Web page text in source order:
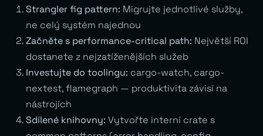
Strangler fig pattern: Migrujte jednotlivé služby,
ne celý systém najednou
Začněte s performance-critical path: Největší ROI
dostanete z nejzatíženějších služeb
Investujte do toolingu: cargo-watch, cargo-
nextest, flamegraph — produktivita závisí na
nástrojích
Sdílené knihovny: Vytvořte interní crate s